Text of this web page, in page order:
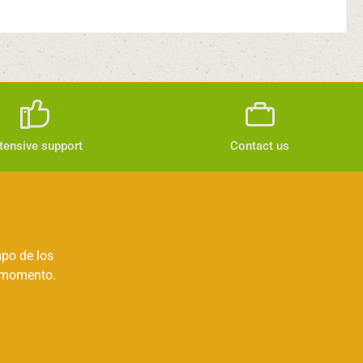
support Contact us
de los